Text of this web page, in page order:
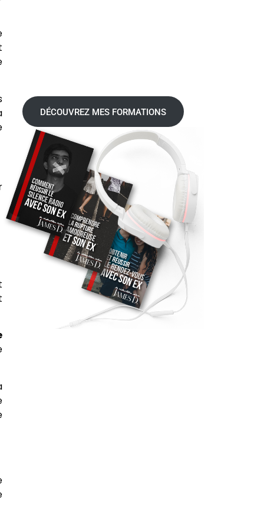
DÉCOUVREZ MES FORMATIONS